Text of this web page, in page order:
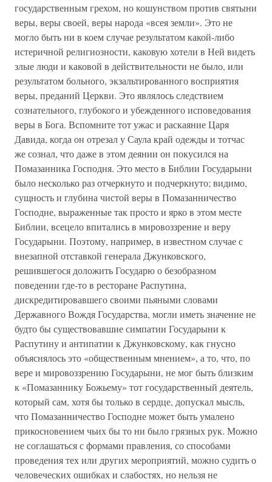
государственным грехом, но кошунством против святыни
веры, веры своей, веры народа «всея земли». Это не
могло быть ни в коем случае результатом какой-либо
истеричной религиозности, каковую хотели в Ней видеть
злые люди и каковой в действительности не было, или
результатом больного, экзальтированного восприятия
веры, преданий Церкви. Это являлось следствием
сознательного, глубокого и убежденного исповедования
веры в Бога. Вспомните тот ужас и раскаяние Царя
Давида, когда он отрезал у Саула край одежды и тотчас
же сознал, что даже в этом деянии он покусился на
Помазанника Господня. Это место в Библии Государыни
было несколько раз отчеркнуто и подчеркнуто; видимо,
сущность и глубина чистой веры в Помазанничество
Господне, выраженные так просто и ярко в этом месте
Библии, всецело впитались в мировоззрение и веру
Государыни. Поэтому, например, в известном случае с
внезапной отставкой генерала Джунковского,
решившегося доложить Государю о безобразном
поведении где-то в ресторане Распутина,
дискредитировавшего своими пьяными словами
Державного Вождя Государства, могли иметь значение не
будто бы существовавшие симпатии Государыни к
Распутину и антипатии к Джунковскому, как гнусно
объяснялось это «общественным мнением», а то, что, по
вере и мировоззрению Государыни, не мог быть близким
к «Помазаннику Божьему» тот государственный деятель,
который сам, хотя бы только в сердце, допускал мысль,
что Помазанничество Господне может быть умалено
прикосновением чьих бы то ни было грязных рук. Можно
не соглашаться с формами правления, со способами
проведения тех или других мероприятий, можно судить о
человеческих ошибках и слабостях, но нельзя не